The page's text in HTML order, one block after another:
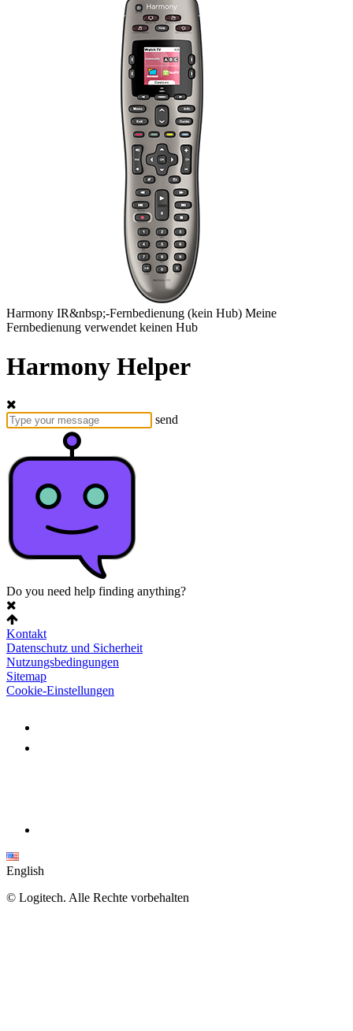
Harmony IR&nbsp;-Fernbedienung (kein Hub) Meine
Fernbedienung verwendet keinen Hub
Harmony Helper
send
Do you need help finding anything?
Kontakt
Datenschutz und Sicherheit
Nutzungsbedingungen
Sitemap
Cookie-Einstellungen
English
© Logitech. Alle Rechte vorbehalten